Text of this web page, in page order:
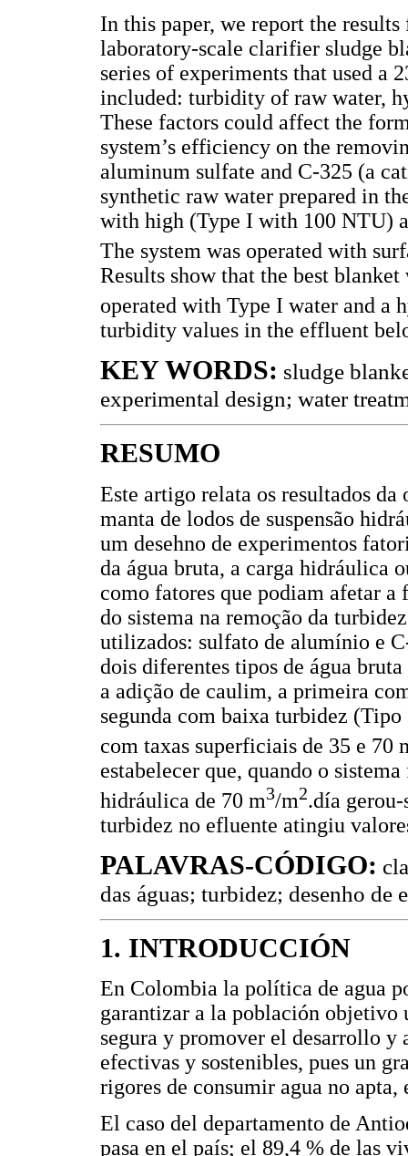
In this paper, we report the
laboratory-scale clarifier sludge
series of experiments that used a
included: turbidity of raw water,
These factors could affect the
system’s efficiency on the
aluminum sulfate and C-325 (a
synthetic raw water prepared in
with high (Type I with 100 NTU)
The system was operated with
Results show that the best
operated with Type I water and a
turbidity values in the effluent
KEY WORDS: sludge
experimental design; water
RESUMO
Este artigo relata os resultados
manta de lodos de suspensão
um desehno de experimentos
da água bruta, a carga hidráulica
como fatores que podiam afetar
do sistema na remoção da
utilizados: sulfato de alumínio e
dois diferentes tipos de água
a adição de caulim, a primeira
segunda com baixa turbidez
com taxas superficiais de 35 e 70
estabelecer que, quando o
hidráulica de 70 m3/m2.día gerou-
turbidez no efluente atingiu
PALAVRAS-CÓDIGO:
das águas; turbidez; desenho de
1. INTRODUCCIÓN
En Colombia la política de agua
garantizar a la población objetivo
segura y promover el desarrollo
efectivas y sostenibles, pues un
rigores de consumir agua no
El caso del departamento de
pasa en el país; el 89,4 % de las